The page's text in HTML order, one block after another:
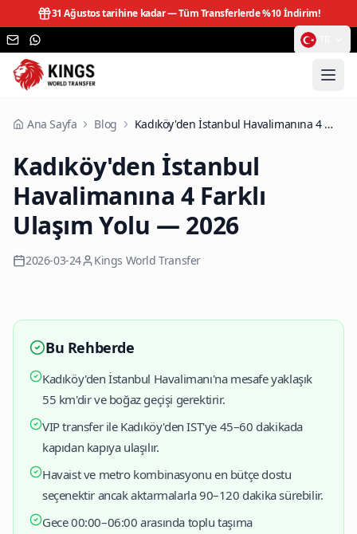
31 Ağustos tarihine kadar —Tüm Transferlerde %10 İndirim!
Ana Sayfa Blog Kadıköy'den İstanbul Havalimanına 4 Farklı Ulaşım Yolu — 2026
Kadıköy'den İstanbul
Havalimanına 4 Farklı
Ulaşım Yolu — 2026
2026-03-24 Kings World Transfer
Bu Rehberde
Kadıköy'den İstanbul Havalimanı'na mesafe yaklaşık
55 km'dir ve boğaz geçişi gerektirir.
VIP transfer ile Kadıköy'den IST'ye 45–60 dakikada
kapıdan kapıya ulaşılır.
Havaist ve metro kombinasyonu en bütçe dostu
seçenektir ancak aktarmalarla 90–120 dakika sürebilir.
Gece 00:00–06:00 arasında toplu taşıma